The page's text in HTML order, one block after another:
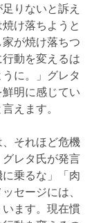
りないと訴え
け落ちようと
が焼け落ちつ
動を変えるは
に。」グレタ
明に感じてい
えます。
それほど危機
レタ氏が発言
乗るな」「肉
セージには、
ます。現在慣